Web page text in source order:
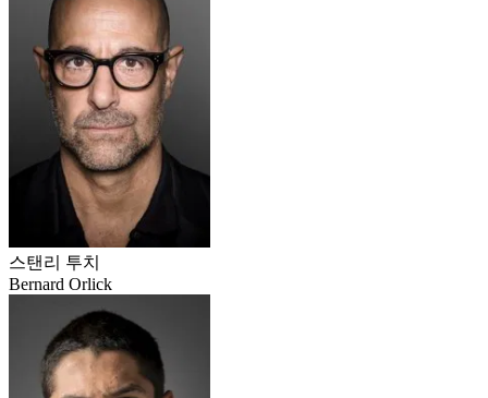
스탠리 투치
Bernard Orlick